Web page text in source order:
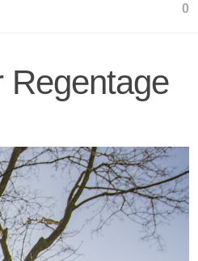
0
Regentage